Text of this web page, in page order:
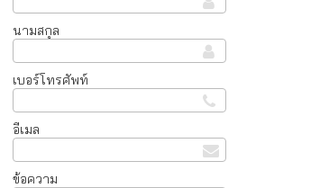
นามสกุล
เบอร์โทรศัพท์
อีเมล
ข้อความ